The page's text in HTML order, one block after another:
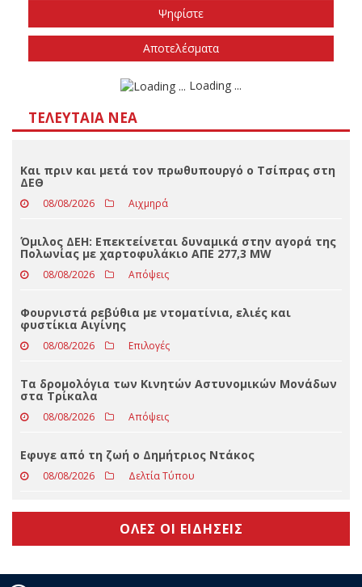
Το φθινόπωρο του 2026
Την άνοιξη του 2027
Δεν ξέρω/δεν απαντώ
ΤΕΛΕΥΤΑΊΑ ΝΈΑ
Και πριν και μετά τον πρωθυπουργό ο Τσίπρας στη
ΔΕΘ
08/08/2026 Αιχμηρά
Όμιλος ΔΕΗ: Επεκτείνεται δυναμικά στην αγορά της
Πολωνίας με χαρτοφυλάκιο ΑΠΕ 277,3 MW
08/08/2026 Απόψεις
Φουρνιστά ρεβύθια με ντοματίνια, ελιές και
φυστίκια Αιγίνης
08/08/2026 Επιλογές
Τα δρομολόγια των Κινητών Αστυνομικών Μονάδων
στα Τρίκαλα
Eφυγε από τη ζωή ο Δημήτριος Ντάκος
08/08/2026 Δελτία Τύπου